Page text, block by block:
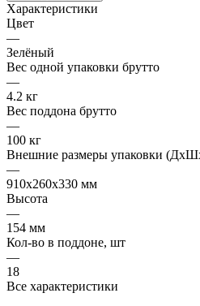
Характеристики
Цвет
—
Зелёный
Вес одной упаковки брутто
—
4.2 кг
Вес поддона брутто
—
100 кг
Внешние размеры упаковки
—
910x260x330 мм
Высота
—
154 мм
Кол-во в поддоне, шт
—
18
Все характеристики